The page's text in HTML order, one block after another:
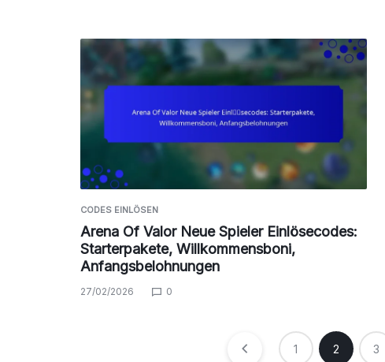
CODES EINLÖSEN
Arena Of Valor Neue Spieler Einlösecodes:
Starterpakete, Willkommensboni,
Anfangsbelohnungen
27/02/2026 0
1 2 3